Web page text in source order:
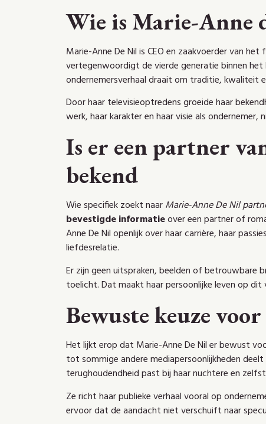
Wie is Marie-Anne
Marie-Anne De Nil is CEO en zaakvoerder van
vertegenwoordigt de vierde generatie binnen
ondernemersverhaal draait om traditie, kwaliteit
Door haar televisieoptredens groeide haar
werk, haar karakter en haar visie als ondernemer,
Is er een partner
bekend
Wie specifiek zoekt naarMarie-Anne De Nil
bevestigde informatieover een partner of
Anne De Nil openlijk over haar carrière, haar
liefdesrelatie.
Er zijn geen uitspraken, beelden of betrouwbare
toelicht. Dat maakt haar persoonlijke leven op
Bewuste keuze
Het lijkt erop dat Marie-Anne De Nil er bewust
tot sommige andere mediapersoonlijkheden
terughoudendheid past bij haar nuchtere en
Ze richt haar publieke verhaal vooral op
ervoor dat de aandacht niet verschuift naar